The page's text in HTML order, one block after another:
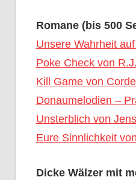
Romane (bis 500
Unsere Wahrheit
Poke Check von
Kill Game von
Donaumelodien –
Unsterblich von
Eure Sinnlichkeit
Dicke Wälzer mit